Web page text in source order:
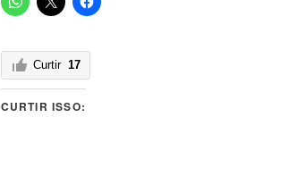
Curtir 17
CURTIR ISSO: